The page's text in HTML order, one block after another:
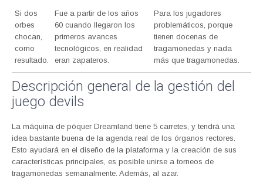
Si dos
orbes
chocan,
como
resultado.
Fue a partir de los años
60 cuando llegaron los
primeros avances
tecnológicos, en realidad
eran zapateros.
Para los jugadores
problemáticos, porque
tienen docenas de
tragamonedas y nada
más que tragamonedas.
Descripción general de la gestión del
juego devils
La máquina de póquer Dreamland tiene 5 carretes, y tendrá una
idea bastante buena de la agenda real de los órganos rectores.
Esto ayudará en el diseño de la plataforma y la creación de sus
características principales, es posible unirse a torneos de
tragamonedas semanalmente. Además, al azar.